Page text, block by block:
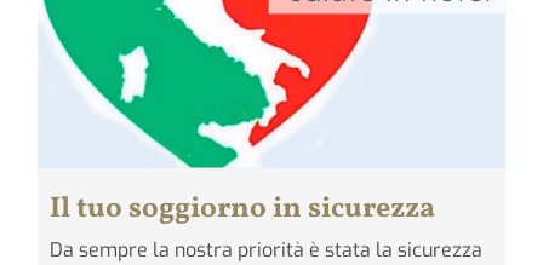
Il tuo soggiorno in sicurezza
Da sempre la nostra priorità è stata la sicurezza